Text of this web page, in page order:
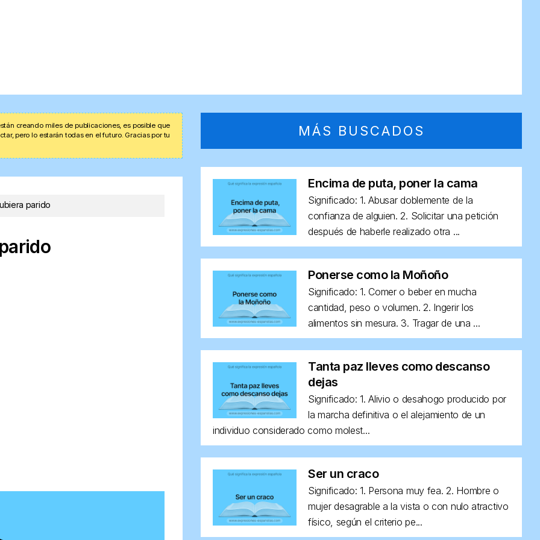
creando miles de publicaciones, es posible que
pero lo estarán todas en el futuro. Gracias por tu
parido
MÁS BUSCADOS
Encima de puta, poner la cama
Significado: 1. Abusar doblemente de la
confianza de alguien. 2. Solicitar una petición
después de haberle realizado otra ...
Ponerse como la Moñoño
Significado: 1. Comer o beber en mucha
cantidad, peso o volumen. 2. Ingerir los
alimentos sin mesura. 3. Tragar de una ...
Tanta paz lleves como descanso
dejas
Significado: 1. Alivio o desahogo producido por
la marcha definitiva o el alejamiento de un
individuo considerado como molest...
Ser un craco
Significado: 1. Persona muy fea. 2. Hombre o
mujer desagrable a la vista o con nulo atractivo
físico, según el criterio pe...